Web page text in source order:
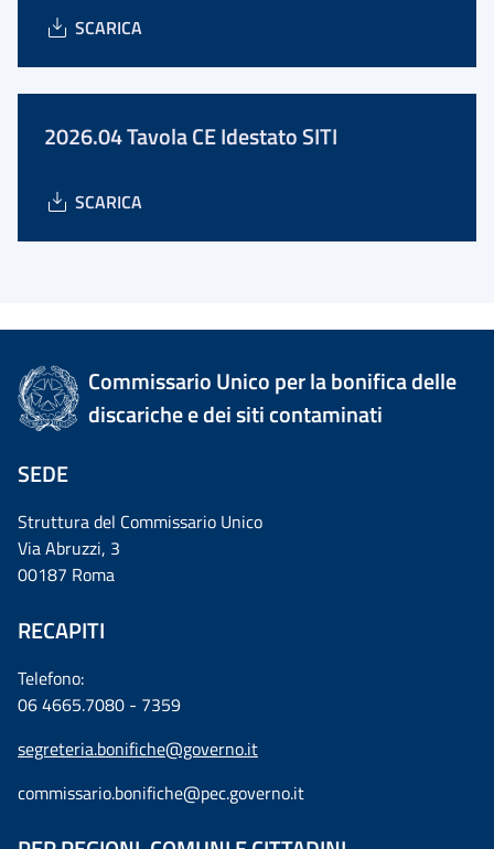
SCARICA
2026.04 Tavola CE Idestato SITI
SCARICA
Commissario Unico per la bonifica delle
discariche e dei siti contaminati
SEDE
Struttura del Commissario Unico
Via Abruzzi, 3
00187 Roma
RECAPITI
Telefono:
06 4665.7080 - 7359
segreteria.bonifiche@governo.it
commissario.bonifiche@pec.governo.it